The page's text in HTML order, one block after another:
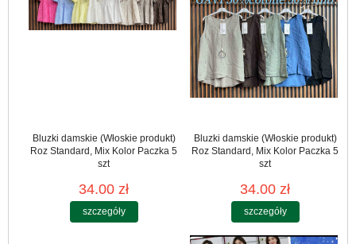
Bluzki damskie (Włoskie produkt)
Roz Standard, Mix Kolor Paczka 5
szt
34.00 zł
szczegóły
Bluzki damskie (Włoskie produkt)
Roz Standard, Mix Kolor Paczka 5
szt
34.00 zł
szczegóły